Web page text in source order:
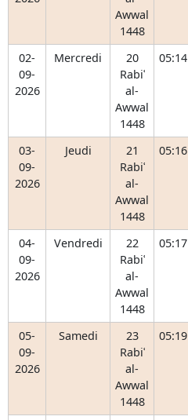
Awwal
1448
02-
09-
2026
Mercredi
20
Rabiʿ
al-
Awwal
1448
05:14
03-
09-
2026
Jeudi
21
Rabiʿ
al-
Awwal
1448
05:16
04-
09-
2026
Vendredi
22
Rabiʿ
al-
Awwal
1448
05:17
05-
09-
2026
Samedi
23
Rabiʿ
al-
Awwal
1448
05:19